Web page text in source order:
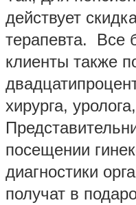
действует
терапевта. Все
клиенты также
хирурга,
посещении
диагностики
получат в